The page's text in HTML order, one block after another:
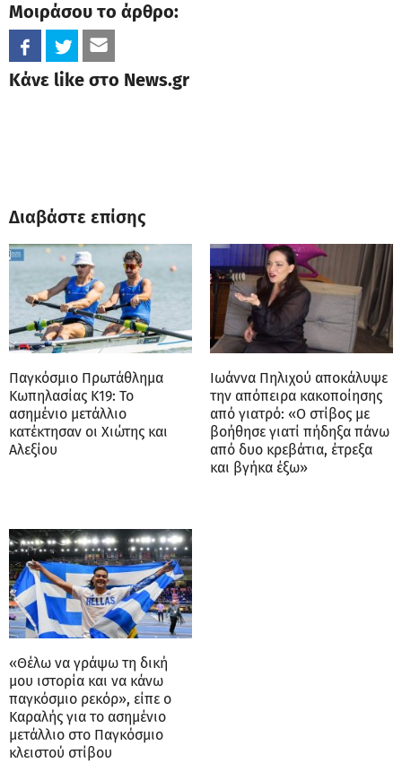
Μοιράσου το άρθρο:
Κάνε like στο News.gr
Διαβάστε επίσης
Παγκόσμιο Πρωτάθλημα
Κωπηλασίας Κ19: Το
ασημένιο μετάλλιο
κατέκτησαν οι Χιώτης και
Αλεξίου
Ιωάννα Πηλιχού αποκάλυψε
την απόπειρα κακοποίησης
από γιατρό: «Ο στίβος με
βοήθησε γιατί πήδηξα πάνω
από δυο κρεβάτια, έτρεξα
και βγήκα έξω»
«Θέλω να γράψω τη δική
μου ιστορία και να κάνω
παγκόσμιο ρεκόρ», είπε ο
Καραλής για το ασημένιο
μετάλλιο στο Παγκόσμιο
κλειστού στίβου